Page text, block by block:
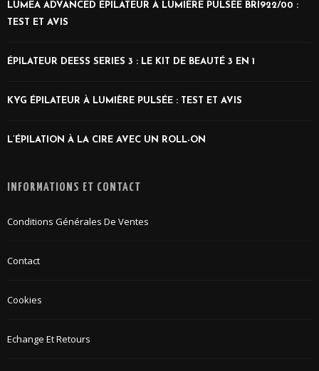
LUMEA ADVANCED ÉPILATEUR À LUMIÈRE PULSÉE BRI922/00 :
TEST ET AVIS
ÉPILATEUR DEESS SERIES 3 : LE KIT DE BEAUTÉ 3 EN 1
KYG ÉPILATEUR À LUMIÈRE PULSÉE : TEST ET AVIS
L’ÉPILATION À LA CIRE AVEC UN ROLL-ON
INFORMATIONS ET CONTACT
Conditions Générales De Ventes
Contact
Cookies
Echange Et Retours